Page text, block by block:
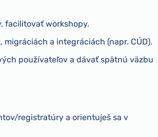
facilitovať workshopy.
a integráciách (napr. CÚD).
používateľov a dávať spätnú väzbu
registratúry a orientuješ sa v